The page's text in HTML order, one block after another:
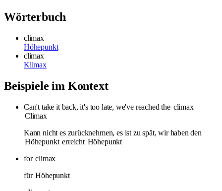
Wörterbuch
climax
Höhepunkt
climax
Klimax
Beispiele im Kontext
Can't take it back, it's too late, we've reached the climax
Climax
Kann nicht es zurücknehmen, es ist zu spät, wir haben den
Höhepunkt erreicht Höhepunkt
for climax
für Höhepunkt